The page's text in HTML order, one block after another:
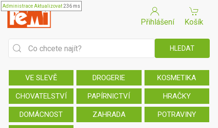
AdministraceAktualizovat236 ms
Přihlášení Košík
VE SLEVĚ DROGERIE KOSMETIKA
CHOVATELSTVÍ PAPÍRNICTVÍ HRAČKY
DOMÁCNOST ZAHRADA POTRAVINY